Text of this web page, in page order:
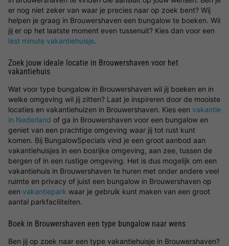
er nog niet zeker van waar je precies naar op zoek bent? Wij
helpen je graag in Brouwershaven een bungalow te boeken. Wil
jij er op het laatste moment even tussenuit? Kies dan voor een
last minute vakantiehuisje.
Zoek jouw ideale locatie in Brouwershaven voor het
vakantiehuis
Wat voor type bungalow in Brouwershaven wil jij boeken en in
welke omgeving wil jij zitten? Laat je inspireren door de mooiste
locaties en vakantiehuizen in Brouwershaven. Kies een vakantie
in Nederland of ga in Brouwershaven voor een bungalow en
geniet van een prachtige omgeving waar jij tot rust kunt
komen. Bij BungalowSpecials vind je een groot aanbod aan
vakantiehuisjes in een bosrijke omgeving, aan zee, tussen de
bergen of in een rustige omgeving. Het is dus mogelijk om een
vakantiehuis in Brouwershaven te huren met onder andere veel
ruimte en privacy of juist een bungalow in Brouwershaven op
een vakantiepark waar je gebruik kunt maken van een groot
aantal parkfaciliteiten.
Boek in Brouwershaven een type bungalow naar wens
Ben jij op zoek naar een type vakantiehuisje in Brouwershaven?